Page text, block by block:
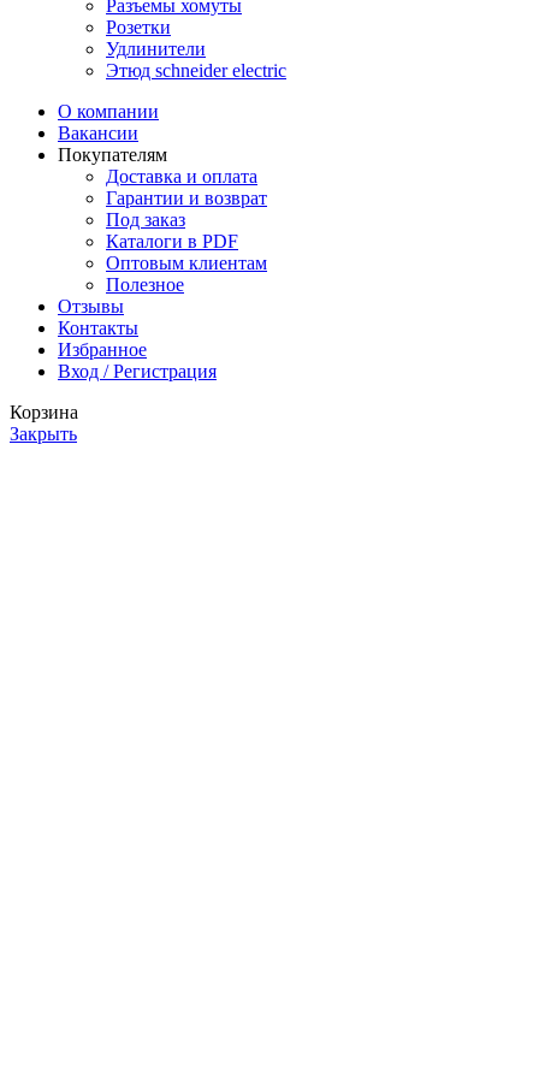
Разъемы хомуты
Розетки
Удлинители
Этюд schneider electric
О компании
Вакансии
Покупателям
Доставка и оплата
Гарантии и возврат
Под заказ
Каталоги в PDF
Оптовым клиентам
Полезное
Отзывы
Контакты
Избранное
Вход / Регистрация
Корзина
Закрыть